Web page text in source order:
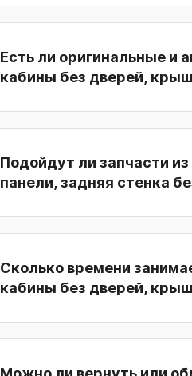
Есть ли оригинальные и
кабины без дверей,
Подойдут ли запчасти
панели, задняя стенка
Сколько времени
кабины без дверей,